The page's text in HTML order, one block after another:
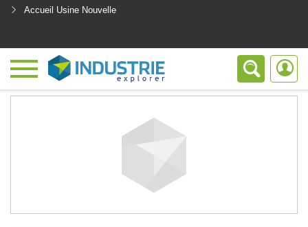
Accueil Usine Nouvelle